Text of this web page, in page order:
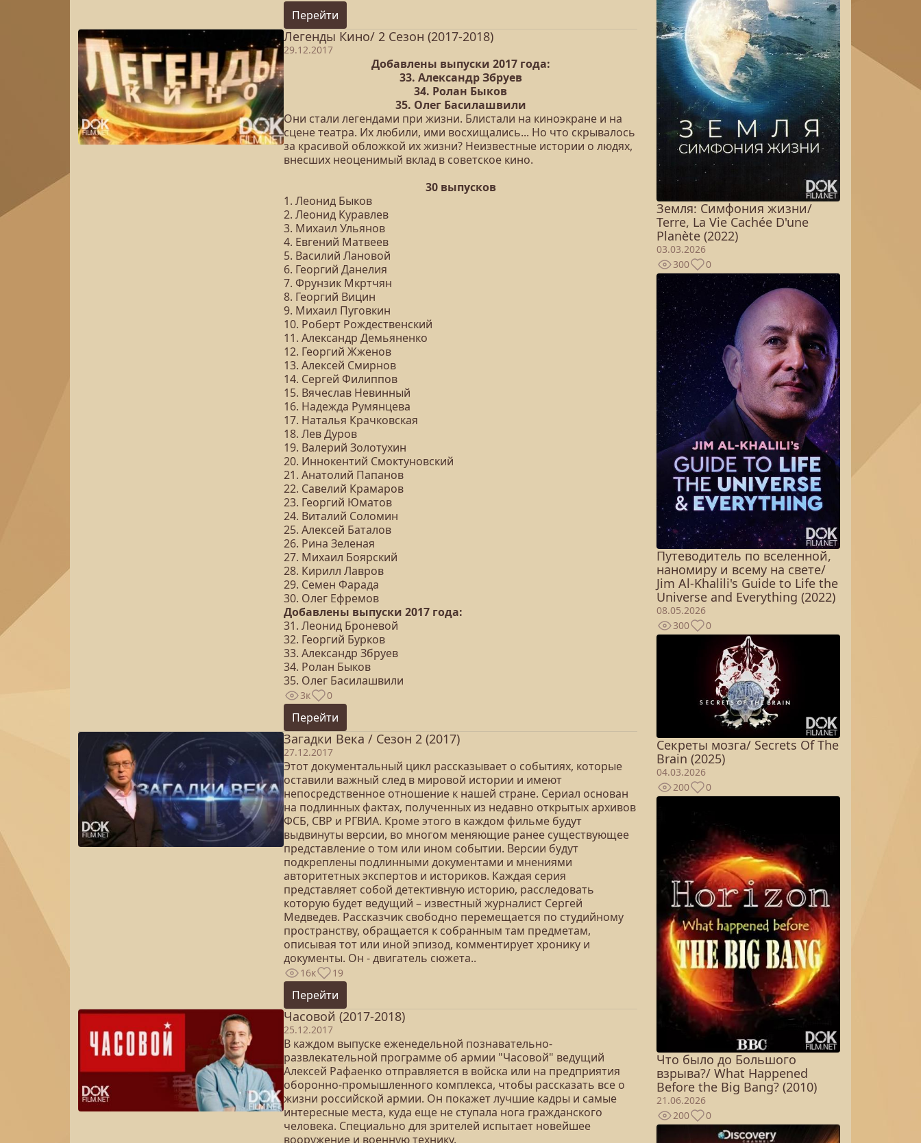
Перейти
Легенды Кино/ 2 Сезон (2017-2018)
29.12.2017
Добавлены выпуски 2017 года:
33. Александр Збруев
34. Ролан Быков
35. Олег Басилашвили
Они стали легендами при жизни. Блистали на киноэкране и на
сцене театра. Их любили, ими восхищались... Но что скрывалось
за красивой обложкой их жизни? Неизвестные истории о людях,
внесших неоценимый вклад в советское кино.
30 выпусков
1. Леонид Быков
2. Леонид Куравлев
3. Михаил Ульянов
4. Евгений Матвеев
5. Василий Лановой
6. Георгий Данелия
7. Фрунзик Мкртчян
8. Георгий Вицин
9. Михаил Пуговкин
10. Роберт Рождественский
11. Александр Демьяненко
12. Георгий Жженов
13. Алексей Смирнов
14. Сергей Филиппов
15. Вячеслав Невинный
16. Надежда Румянцева
17. Наталья Крачковская
18. Лев Дуров
19. Валерий Золотухин
20. Иннокентий Смоктуновский
21. Анатолий Папанов
22. Савелий Крамаров
23. Георгий Юматов
24. Виталий Соломин
25. Алексей Баталов
26. Рина Зеленая
27. Михаил Боярский
28. Кирилл Лавров
29. Семен Фарада
30. Олег Ефремов
Добавлены выпуски 2017 года:
31. Леонид Броневой
32. Георгий Бурков
33. Александр Збруев
34. Ролан Быков
35. Олег Басилашвили
3к 0
Перейти
Загадки Века / Сезон 2 (2017)
27.12.2017
Этот документальный цикл рассказывает о событиях, которые
оставили важный след в мировой истории и имеют
непосредственное отношение к нашей стране. Сериал основан
на подлинных фактах, полученных из недавно открытых архивов
ФСБ, СВР и РГВИА. Кроме этого в каждом фильме будут
выдвинуты версии, во многом меняющие ранее существующее
представление о том или ином событии. Версии будут
подкреплены подлинными документами и мнениями
авторитетных экспертов и историков. Каждая серия
представляет собой детективную историю, расследовать
которую будет ведущий – известный журналист Сергей
Медведев. Рассказчик свободно перемещается по студийному
пространству, обращается к собранным там предметам,
описывая тот или иной эпизод, комментирует хронику и
документы. Он - двигатель сюжета..
16к 19
Перейти
Часовой (2017-2018)
25.12.2017
В каждом выпуске еженедельной познавательно-
развлекательной программе об армии "Часовой" ведущий
Алексей Рафаенко отправляется в войска или на предприятия
оборонно-промышленного комплекса, чтобы рассказать все о
жизни российской армии. Он покажет лучшие кадры и самые
интересные места, куда еще не ступала нога гражданского
человека. Специально для зрителей испытает новейшее
вооружение и военную технику.
Земля: Симфония жизни/
Terre, La Vie Cachée D'une
Planète (2022)
03.03.2026
300
0
Путеводитель по вселенной,
наномиру и всему на свете/
Jim Al-Khalili's Guide to Life the
Universe and Everything (2022)
08.05.2026
300
0
Секреты мозга/ Secrets Of The
Brain (2025)
04.03.2026
200
0
Что было до Большого
взрыва?/ What Happened
Before the Big Bang? (2010)
21.06.2026
200
0